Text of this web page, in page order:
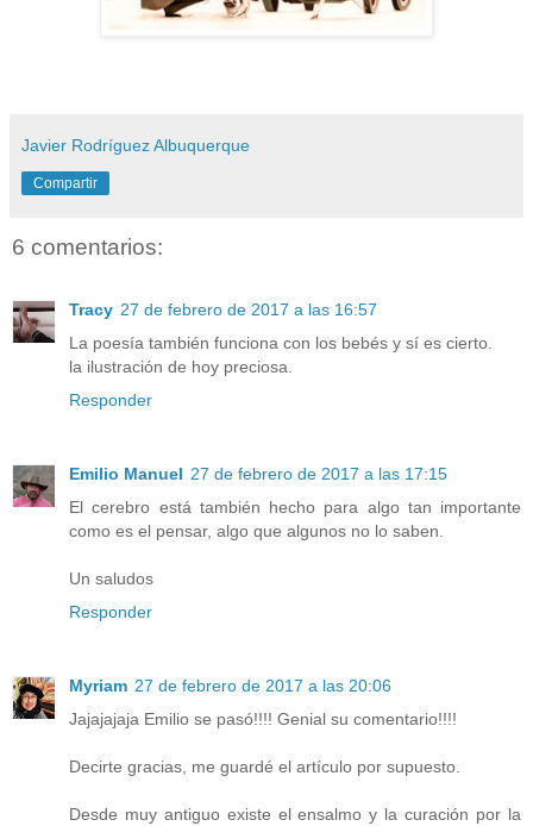
Javier Rodríguez Albuquerque
Compartir
6 comentarios:
Tracy 27 de febrero de 2017 a las 16:57
La poesía también funciona con los bebés y sí es cierto.
la ilustración de hoy preciosa.
Responder
Emilio Manuel 27 de febrero de 2017 a las 17:15
El cerebro está también hecho para algo tan importante
como es el pensar, algo que algunos no lo saben.
Un saludos
Responder
Myriam 27 de febrero de 2017 a las 20:06
Jajajajaja Emilio se pasó!!!! Genial su comentario!!!!
Decirte gracias, me guardé el artículo por supuesto.
Desde muy antiguo existe el ensalmo y la curación por la